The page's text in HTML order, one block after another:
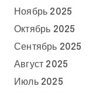
Ноябрь 2025
Октябрь 2025
Сентябрь 2025
Август 2025
Июль 2025